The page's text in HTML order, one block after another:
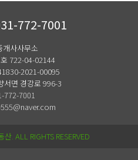
772-7001
개사사무소
722-04-02144
2021-00095
서면 경강로 996-3
772-7001
. ALL RIGHTS RESERVED